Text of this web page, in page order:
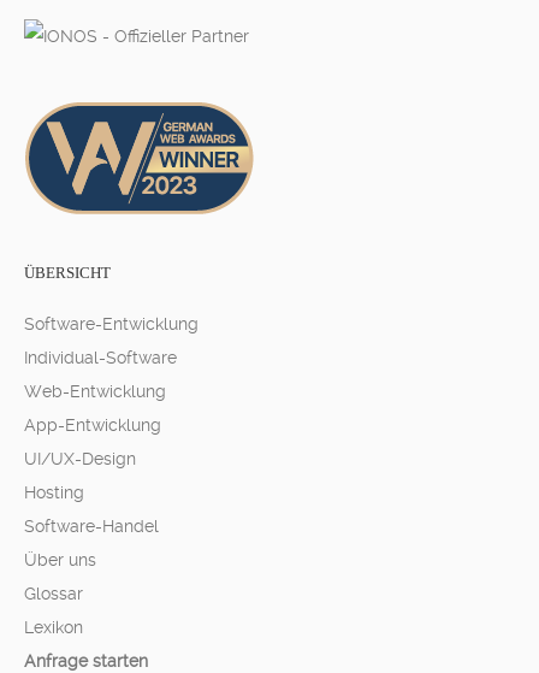
ÜBERSICHT
Software-Entwicklung
Individual-Software
Web-Entwicklung
App-Entwicklung
UI/UX-Design
Hosting
Software-Handel
Über uns
Glossar
Lexikon
Anfrage starten